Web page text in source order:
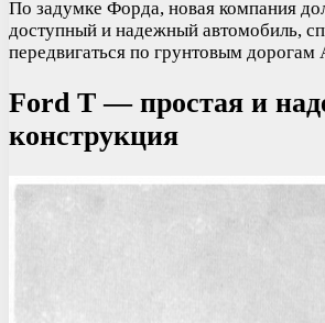
По задумке Форда, новая компания
доступный и надежный автомобиль,
передвигаться по грунтовым дорогам
Ford T — простая и
конструкция